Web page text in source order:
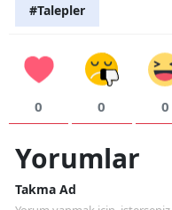
#Talepler
0 0 0
Yorumlar
Takma Ad